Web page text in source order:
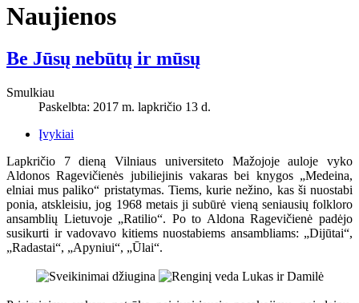
Naujienos
Be Jūsų nebūtų ir mūsų
Smulkiau
Paskelbta: 2017 m. lapkričio 13 d.
Įvykiai
Lapkričio 7 dieną Vilniaus universiteto Mažojoje auloje vyko
Aldonos Ragevičienės jubiliejinis vakaras bei knygos „Medeina,
elniai mus paliko“ pristatymas. Tiems, kurie nežino, kas ši nuostabi
ponia, atskleisiu, jog 1968 metais ji subūrė vieną seniausių folkloro
ansamblių Lietuvoje „Ratilio“. Po to Aldona Ragevičienė padėjo
susikurti ir vadovavo kitiems nuostabiems ansambliams: „Dijūtai“,
„Radastai“, „Apyniui“, „Ūlai“.